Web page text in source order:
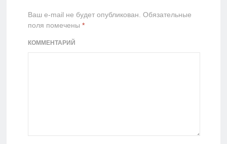
Ваш e-mail не будет опубликован. Обязательные
поля помечены *
КОММЕНТАРИЙ